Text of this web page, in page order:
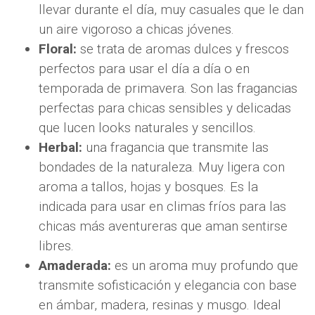
llevar durante el día, muy casuales que le dan
un aire vigoroso a chicas jóvenes.
Floral: se trata de aromas dulces y frescos
perfectos para usar el día a día o en
temporada de primavera. Son las fragancias
perfectas para chicas sensibles y delicadas
que lucen looks naturales y sencillos.
Herbal: una fragancia que transmite las
bondades de la naturaleza. Muy ligera con
aroma a tallos, hojas y bosques. Es la
indicada para usar en climas fríos para las
chicas más aventureras que aman sentirse
libres.
Amaderada: es un aroma muy profundo que
transmite sofisticación y elegancia con base
en ámbar, madera, resinas y musgo. Ideal